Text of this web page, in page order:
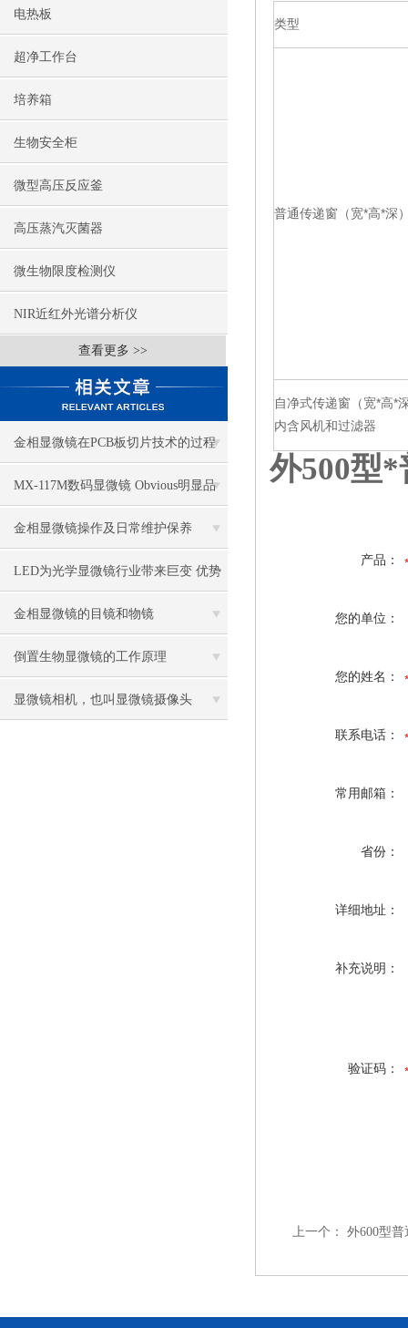
电热板
超净工作台
培养箱
生物安全柜
微型高压反应釜
高压蒸汽灭菌器
微生物限度检测仪
NIR近红外光谱分析仪
查看更多 >>
金相显微镜在PCB板切片技术的过程
控制中的作用
MX-117M数码显微镜 Obvious明显品
牌值得推荐
金相显微镜操作及日常维护保养
LED为光学显微镜行业带来巨变 优势
比传统卤素更明显
金相显微镜的目镜和物镜
倒置生物显微镜的工作原理
显微镜相机，也叫显微镜摄像头
类型
普通传递窗（宽*高*深
自净式传递窗（宽*高*
内含风机和过滤器
外500型
产品：
您的单位：
您的姓名：
联系电话：
常用邮箱：
省份：
详细地址：
补充说明：
验证码：
上一个： 外600型